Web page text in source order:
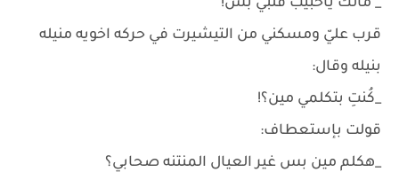
_ مالك ياحبيب قلبي بس!
قرب عليّ ومسكني من التيشيرت في حركه اخويه منيله
بنيله وقال:
_كُنتِ بتكلمي مين؟!
قولت بإستعطاف:
_هكلم مين بس غير العيال المنتنه صحابي؟